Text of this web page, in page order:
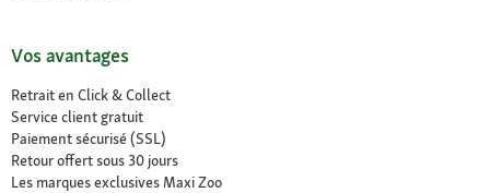
Vos avantages
Retrait en Click & Collect
Service client gratuit
Paiement sécurisé (SSL)
Retour offert sous 30 jours
Les marques exclusives Maxi Zoo